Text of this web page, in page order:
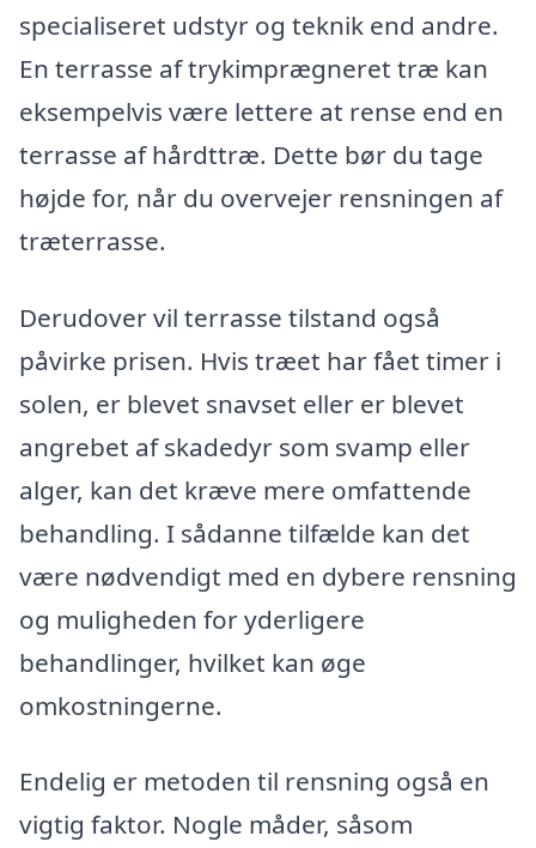
specialiseret udstyr og teknik end andre.
En terrasse af trykimprægneret træ kan
eksempelvis være lettere at rense end en
terrasse af hårdttræ. Dette bør du tage
højde for, når du overvejer rensningen af
træterrasse.
Derudover vil terrasse tilstand også
påvirke prisen. Hvis træet har fået timer i
solen, er blevet snavset eller er blevet
angrebet af skadedyr som svamp eller
alger, kan det kræve mere omfattende
behandling. I sådanne tilfælde kan det
være nødvendigt med en dybere rensning
og muligheden for yderligere
behandlinger, hvilket kan øge
omkostningerne.
Endelig er metoden til rensning også en
vigtig faktor. Nogle måder, såsom